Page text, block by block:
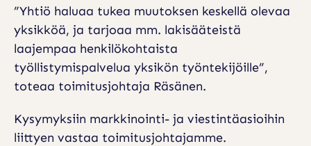
T
I
-
J
V
”Yhtiö haluaa tukea muutoksen keskellä olevaa
yksikköä, ja tarjoaa mm. lakisääteistä
laajempaa henkilökohtaista
työllistymispalvelua yksikön työntekijöille”,
toteaa toimitusjohtaja Räsänen.
Kysymyksiin markkinointi- ja viestintäasioihin
liittyen vastaa toimitusjohtajamme.